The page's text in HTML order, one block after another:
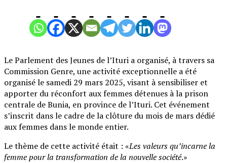
Le Parlement des Jeunes de l’Ituri a organisé, à travers sa
Commission Genre, une activité exceptionnelle a été
organisé le samedi 29 mars 2025, visant à sensibiliser et
apporter du réconfort aux femmes détenues à la prison
centrale de Bunia, en province de l’Ituri. Cet événement
s’inscrit dans le cadre de la clôture du mois de mars dédié
aux femmes dans le monde entier.
Le thème de cette activité était : «Les valeurs qu’incarne la
femme pour la transformation de la nouvelle société.»